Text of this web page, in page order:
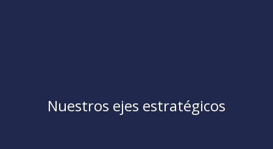
Nuestros ejes estratégicos